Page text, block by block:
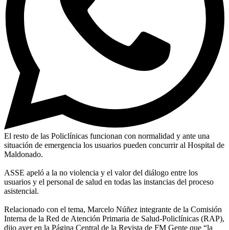
El resto de las Policlínicas funcionan con normalidad y ante una
situación de emergencia los usuarios pueden concurrir al Hospital de
Maldonado.
ASSE apeló a la no violencia y el valor del diálogo entre los
usuarios y el personal de salud en todas las instancias del proceso
asistencial.
Relacionado con el tema, Marcelo Núñez integrante de la Comisión
Interna de la Red de Atención Primaria de Salud-Policlínicas (RAP),
dijo ayer en la Página Central de la Revista de FM Gente que “la